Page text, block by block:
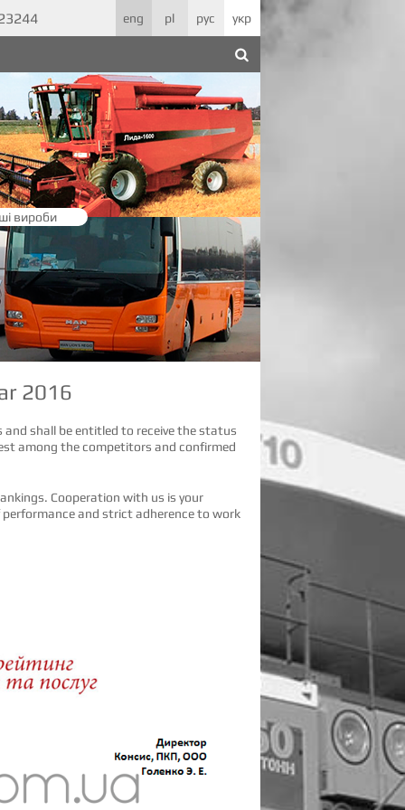
eng pl рус укр
вироби
2016
shall be entitled to receive the status
among the competitors and confirmed
Cooperation with us is your
and strict adherence to work